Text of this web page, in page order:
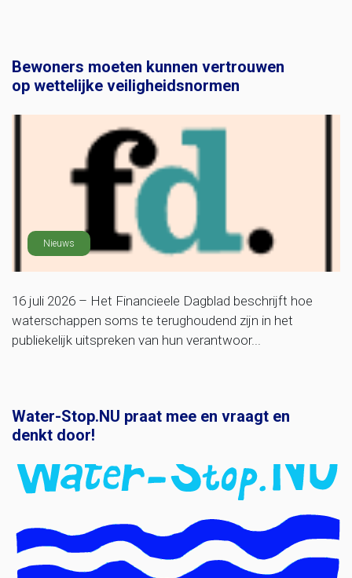
Bewoners moeten kunnen vertrouwen
op wettelijke veiligheidsnormen
Nieuws
16 juli 2026 – Het Financieele Dagblad beschrijft hoe
waterschappen soms te terughoudend zijn in het
publiekelijk uitspreken van hun verantwoor...
Water-Stop.NU praat mee en vraagt en
denkt door!